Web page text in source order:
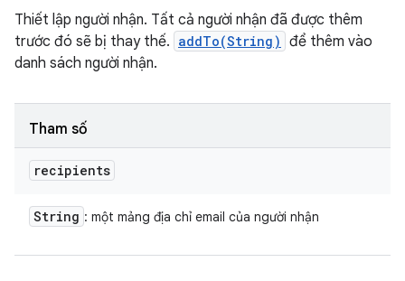
Thiết lập người nhận. Tất cả người nhận đã được thêm
trước đó sẽ bị thay thế. addTo(String) để thêm vào
danh sách người nhận.
Tham số
recipients
String : một mảng địa chỉ email của người nhận